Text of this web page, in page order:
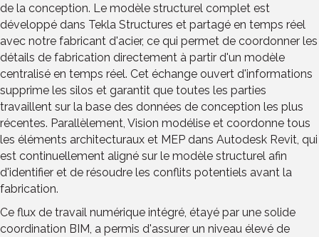
de la conception. Le modèle structurel complet est
développé dans Tekla Structures et partagé en temps réel
avec notre fabricant d'acier, ce qui permet de coordonner les
détails de fabrication directement à partir d'un modèle
centralisé en temps réel. Cet échange ouvert d'informations
supprime les silos et garantit que toutes les parties
travaillent sur la base des données de conception les plus
récentes. Parallèlement, Vision modélise et coordonne tous
les éléments architecturaux et MEP dans Autodesk Revit, qui
est continuellement aligné sur le modèle structurel afin
d'identifier et de résoudre les conflits potentiels avant la
fabrication.
Ce flux de travail numérique intégré, étayé par une solide
coordination BIM, a permis d'assurer un niveau élevé de